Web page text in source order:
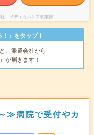
社 メディカルケア事業部
」をタップ！
、派遣会社から
が届きます！
≫病院で受付やカ